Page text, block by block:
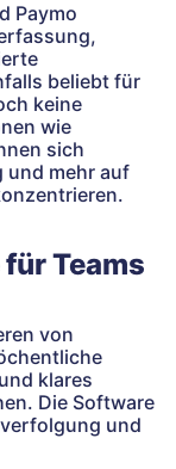
Paymo
beliebt für
keine
wie
sich
und mehr auf
Teams
von
klares
Die Software
und